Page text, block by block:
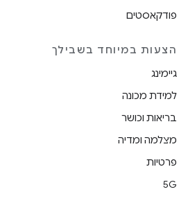
פודקאסטים
הצעות במיוחד בשבילך
גיימינג
למידת מכונה
בריאות וכושר
מצלמה ומדיה
פרטיות
5G